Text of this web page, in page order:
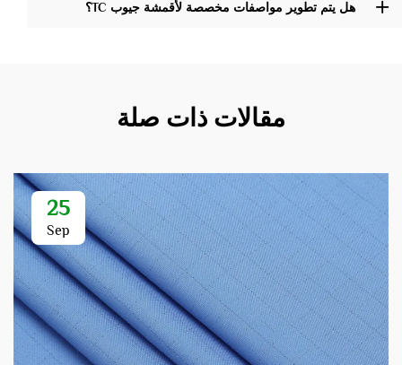
هل يتم تطوير مواصفات مخصصة لأقمشة جيوب TC؟
مقالات ذات صلة
25
Sep